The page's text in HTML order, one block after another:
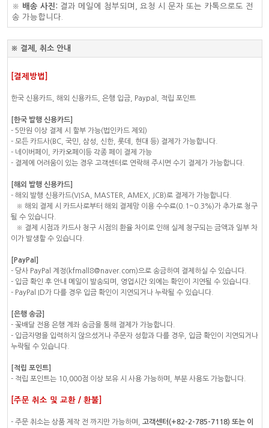
※ 배송 사진: 결과 메일에 첨부되며, 요청 시 문자 또는 카톡으로도 전
송 가능합니다.
※ 결제, 취소 안내
[결제방법]
한국 신용카드, 해외 신용카드, 은행 입금, Paypal, 적립 포인트
[한국 발행 신용카드]
- 5만원 이상 결제 시 할부 가능(법인카드 제외)
- 모든 카드사(BC, 국민, 삼성, 신한, 롯데, 현대 등) 결제가 가능합니다.
- 네이버페이, 카카오페이등 각종 페이 결제 가능
- 결제에 어려움이 있는 경우 고객센터로 연락해 주시면 수기 결제가 가능합니다.
[해외 발행 신용카드]
- 해외 발행 신용카드(VISA, MASTER, AMEX, JCB)로 결제가 가능합니다.
※ 해외 결제 시 카드사로부터 해외 결제망 이용 수수료(0.1~0.3%)가 추가로 청구
될 수 있습니다.
※ 결제 시점과 카드사 청구 시점의 환율 차이로 인해 실제 청구되는 금액과 일부 차
이가 발생할 수 있습니다.
[PayPal]
- 당사 PayPal 계정(kfmall8@naver.com)으로 송금하여 결제하실 수 있습니다.
- 입금 확인 후 안내 메일이 발송되며, 영업시간 외에는 확인이 지연될 수 있습니다.
- PayPal ID가 다를 경우 입금 확인이 지연되거나 누락될 수 있습니다.
[은행 송금]
- 꽃배달 전용 은행 계좌 송금을 통해 결제가 가능합니다.
- 입금자명을 입력하지 않으셨거나 주문자 성함과 다를 경우, 입금 확인이 지연되거나
누락될 수 있습니다.
[적립 포인트]
- 적립 포인트는 10,000점 이상 보유 시 사용 가능하며, 부분 사용도 가능합니다.
[주문 취소 및 교환 / 환불]
- 주문 취소는 상품 제작 전 까지만 가능하며, 고객센터(+82-2-785-7118) 또는 이